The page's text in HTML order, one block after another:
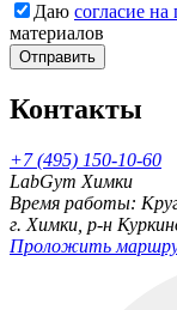
Даю согласие
материалов
Отправить
Контакты
+7 (495) 150-10-60
LabGym Химки
Время работы:
г. Химки, р-н
Проложить